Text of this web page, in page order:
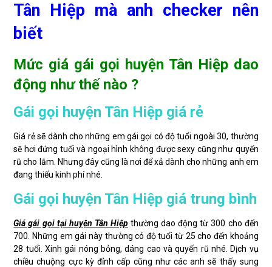
Tân Hiệp mà anh checker nên
biết
Mức giá gái gọi huyện Tân Hiệp dao
động như thế nào ?
Gái gọi huyện Tân Hiệp giá rẻ
Giá rẻ sẽ dành cho những em gái gọi có độ tuổi ngoài 30, thường
sẽ hơi đứng tuổi và ngoại hình không được sexy cũng như quyến
rũ cho lắm. Nhưng đây cũng là nơi để xả dành cho những anh em
đang thiếu kinh phí nhé.
Gái gọi huyện Tân Hiệp giá trung bình
Giá gái gọi tại huyện Tân Hiệpthường dao động từ 300 cho đến
700. Những em gái này thường có độ tuổi từ 25 cho đến khoảng
28 tuổi. Xinh gái nóng bỏng, dáng cao và quyến rũ nhé. Dịch vụ
chiều chuộng cực kỳ đỉnh cấp cũng như các anh sẽ thấy sung